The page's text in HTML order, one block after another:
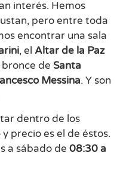
interés. Hemos
pero entre toda
encontrar una sala
, el Altar de la Paz
de Santa
Messina. Y son
dentro de los
precio es el de éstos.
a sábado de 08:30 a